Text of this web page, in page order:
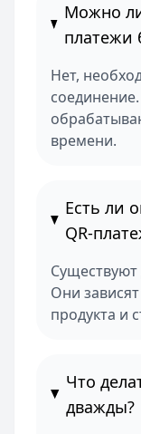
Можно
платежи
Нет,
времени.
Есть ли
QR-
Они
продукта и
Что
дважды?